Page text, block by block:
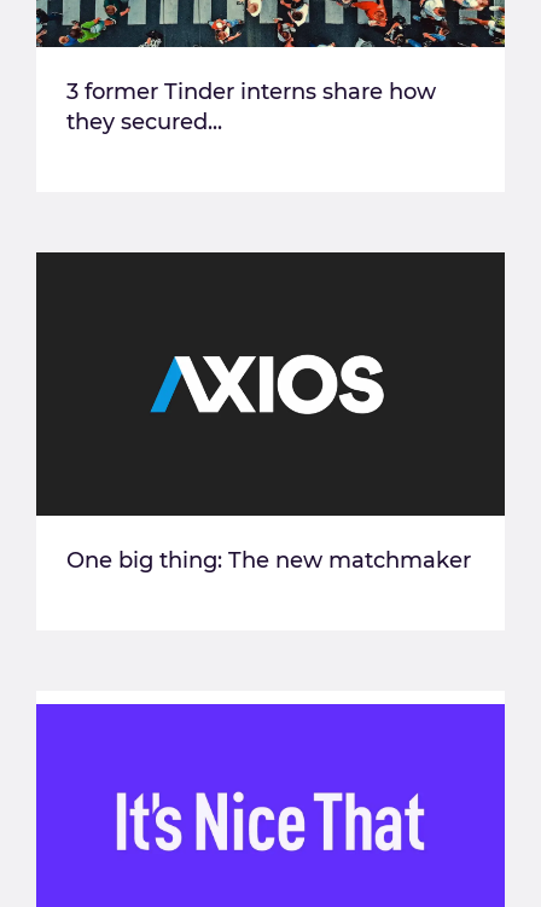
3 former Tinder interns share how
they secured...
One big thing: The new matchmaker